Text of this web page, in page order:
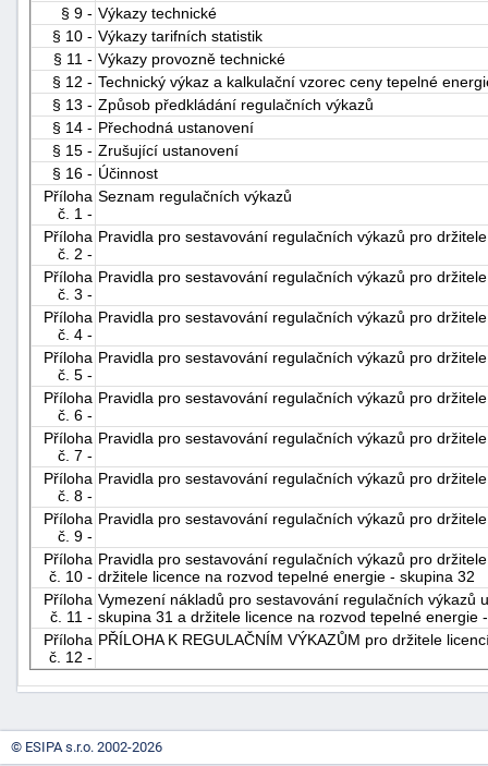
§ 9 - Výkazy technické
§ 10 - Výkazy tarifních statistik
§ 11 - Výkazy provozně technické
§ 12 - Technický výkaz a kalkulační vzorec ceny tepelné
§ 13 - Způsob předkládání regulačních výkazů
§ 14 - Přechodná ustanovení
§ 15 - Zrušující ustanovení
§ 16 - Účinnost
Příloha
č. 1 -
Seznam regulačních výkazů
Příloha
č. 2 -
Pravidla pro sestavování regulačních výkazů pro
Příloha
č. 3 -
Pravidla pro sestavování regulačních výkazů pro
Příloha
č. 4 -
Pravidla pro sestavování regulačních výkazů pro
Příloha
č. 5 -
Pravidla pro sestavování regulačních výkazů pro
Příloha
č. 6 -
Pravidla pro sestavování regulačních výkazů pro
Příloha
č. 7 -
Pravidla pro sestavování regulačních výkazů pro
Příloha
č. 8 -
Pravidla pro sestavování regulačních výkazů pro
Příloha
č. 9 -
Pravidla pro sestavování regulačních výkazů pro
Příloha
č. 10 -
Pravidla pro sestavování regulačních výkazů pro
držitele licence na rozvod tepelné energie - skupina 32
Příloha
č. 11 -
Vymezení nákladů pro sestavování regulačních výkazů
skupina 31 a držitele licence na rozvod tepelné energie
Příloha
č. 12 -
PŘÍLOHA K REGULAČNÍM VÝKAZŮM pro držitele
-
náhrady
"náhradě
škod"
© ESIPA s.r.o. 2002-2026